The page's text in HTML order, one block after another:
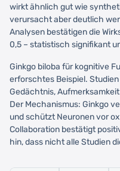
wirkt ähnlich gut wie
verursacht aber deutlich
Analysen bestätigen die
0,5 – statistisch signifikant
Ginkgo biloba für kognitive
erforschtes Beispiel.
Gedächtnis,
Der Mechanismus: Ginkgo
und schützt Neuronen vor
Collaboration bestätigt
hin, dass nicht alle Studien